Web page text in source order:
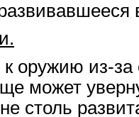
оружию из-за
может
столь